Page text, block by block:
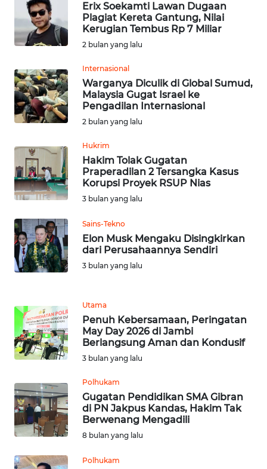
Erix Soekamti Lawan Dugaan
Plagiat Kereta Gantung, Nilai
Kerugian Tembus Rp 7 Miliar
2 bulan yang lalu
Internasional
Warganya Diculik di Global Sumud,
Malaysia Gugat Israel ke
Pengadilan Internasional
2 bulan yang lalu
Hukrim
Hakim Tolak Gugatan
Praperadilan 2 Tersangka Kasus
Korupsi Proyek RSUP Nias
3 bulan yang lalu
Sains-Tekno
Elon Musk Mengaku Disingkirkan
dari Perusahaannya Sendiri
3 bulan yang lalu
Utama
Penuh Kebersamaan, Peringatan
May Day 2026 di Jambi
Berlangsung Aman dan Kondusif
3 bulan yang lalu
Polhukam
Gugatan Pendidikan SMA Gibran
di PN Jakpus Kandas, Hakim Tak
Berwenang Mengadili
8 bulan yang lalu
Polhukam
OPINI
OPINI
Informasi
INDEKS
BERITA
KONTAK
KAMI
INFO
IKLAN
TENTANG
KAMI
REDAKSI
DISCLAIMER
Wahana
News